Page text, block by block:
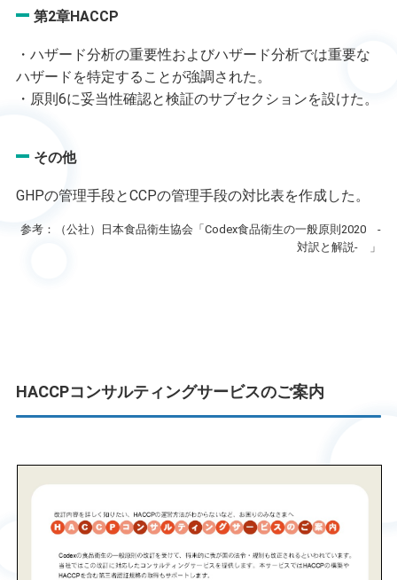
第2章HACCP
・ハザード分析の重要性およびハザード分析では重要な
ハザードを特定することが強調された。
・原則6に妥当性確認と検証のサブセクションを設けた。
その他
GHPの管理手段とCCPの管理手段の対比表を作成した。
参考：（公社）日本食品衛生協会「Codex食品衛生の一般原則2020 -
対訳と解説- 」
HACCPコンサルティングサービスのご案内